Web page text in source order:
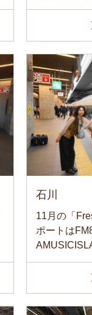
石川
11月の「
ポートは